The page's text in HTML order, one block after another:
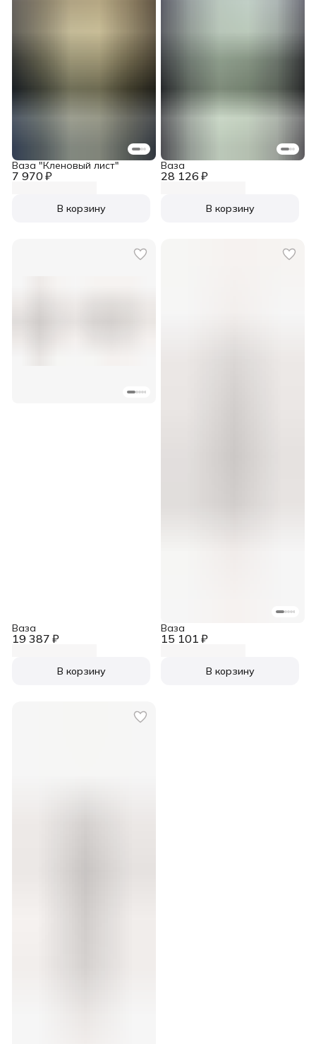
7 970 ₽
Ваза "Кленовый лист"
В корзину
28 126 ₽
Ваза
В корзину
19 387 ₽
Ваза
В корзину
15 101 ₽
Ваза
В корзину